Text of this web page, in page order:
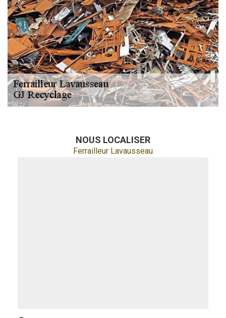
NOUS LOCALISER
Ferrailleur Lavausseau